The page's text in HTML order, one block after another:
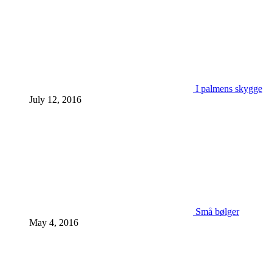
I palmens skygge
July 12, 2016
Små bølger
May 4, 2016